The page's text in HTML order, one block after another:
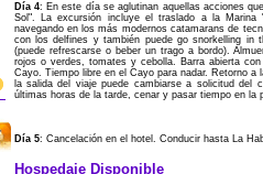
Día 4: En este día se aglutinan aquellas acciones
Sol". La excursión incluye el traslado a la
navegando en los más modernos catamarans de
con los delfines y también puede go snorkelling in
(puede refrescarse o beber un trago a bordo).
rojos o verdes, tomates y cebolla. Barra abierta
Cayo. Tiempo libre en el Cayo para nadar. Retorno a
la salida del viaje puede cambiarse a solicitud
últimas horas de la tarde, cenar y pasar tiempo en la
Día 5: Cancelación en el hotel. Conducir hasta La
Hospedaje Disponible